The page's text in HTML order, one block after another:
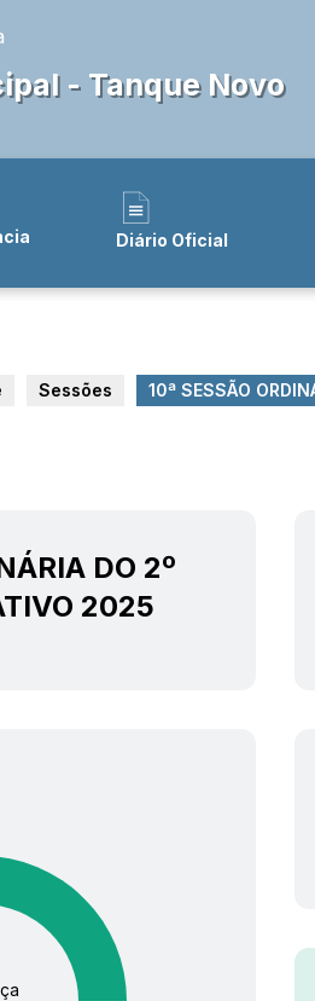
- Tanque Novo
Diário Oficial
Sessões 10ª SESSÃO
DO 2º
2025